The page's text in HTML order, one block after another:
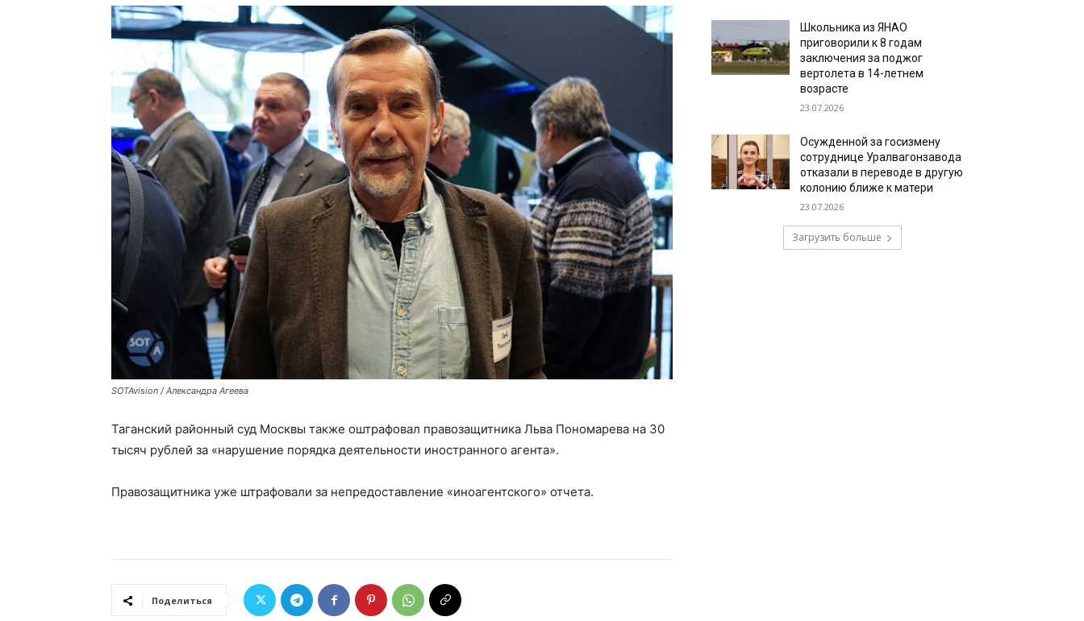
SOTAvision / Александра Агеева
Таганский районный суд Москвы также оштрафовал правозащитника Льва Пономарева на 30
тысяч рублей за «нарушение порядка деятельности иностранного агента».
Правозащитника уже штрафовали за непредоставление «иноагентского» отчета.
Поделиться
Школьника из ЯНАО
приговорили к 8 годам
заключения за поджог
вертолета в 14-летнем
возрасте
23.07.2026
Осужденной за госизмену
сотруднице Уралвагонзавода
отказали в переводе в другую
колонию ближе к матери
23.07.2026
Загрузить больше